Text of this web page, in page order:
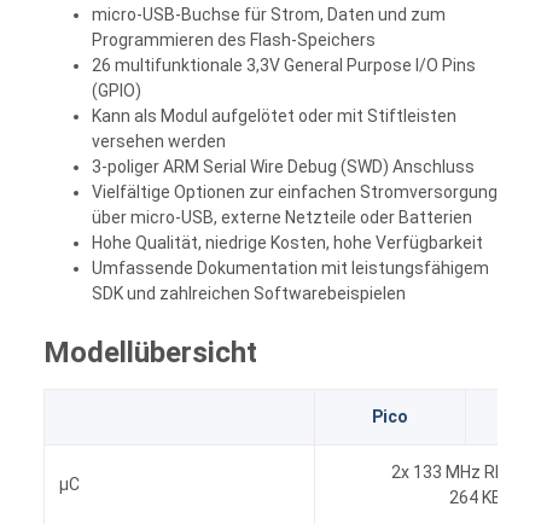
micro-USB-Buchse für Strom, Daten und zum
Programmieren des Flash-Speichers
26 multifunktionale 3,3V General Purpose I/O Pins
(GPIO)
Kann als Modul aufgelötet oder mit Stiftleisten
versehen werden
3-poliger ARM Serial Wire Debug (SWD) Anschluss
Vielfältige Optionen zur einfachen Stromversorgung
über micro-USB, externe Netzteile oder Batterien
Hohe Qualität, niedrige Kosten, hohe Verfügbarkeit
Umfassende Dokumentation mit leistungsfähigem
SDK und zahlreichen Softwarebeispielen
Modellübersicht
Pico
µC
2x 133 MHz
264 KB